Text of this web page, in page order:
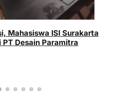
Mahasiswa ISI Surakarta
Desain Paramitra